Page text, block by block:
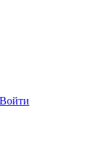
Войти